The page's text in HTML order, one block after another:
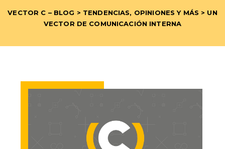
VECTOR C – BLOG > TENDENCIAS, OPINIONES Y MÁS > UN
VECTOR DE COMUNICACIÓN INTERNA